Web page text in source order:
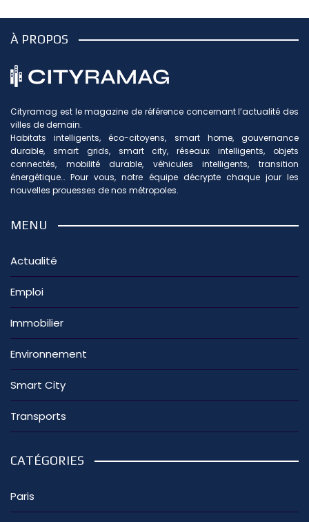
À PROPOS
Cityramag est le magazine de référence concernant l’actualité des
villes de demain.
Habitats intelligents, éco-citoyens, smart home, gouvernance
durable, smart grids, smart city, réseaux intelligents, objets
connectés, mobilité durable, véhicules intelligents, transition
énergétique… Pour vous, notre équipe décrypte chaque jour les
nouvelles prouesses de nos métropoles.
MENU
Actualité
Emploi
Immobilier
Environnement
Smart City
Transports
CATÉGORIES
Paris